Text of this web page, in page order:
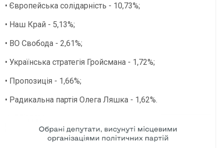
• Європейська солідарність - 10,73%;
• Наш Край - 5,13%;
• ВО Свобода - 2,61%;
• Українська стратегія Гройсмана - 1,72%;
• Пропозиція - 1,66%;
• Радикальна партія Олега Ляшка - 1,62%.